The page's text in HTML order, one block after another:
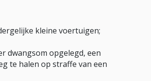
kleine voertuigen;
dwangsom opgelegd, een
te halen op straffe van een